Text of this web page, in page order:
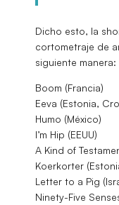
Dicho esto, la
cortometraje de
siguiente manera:
Boom (Francia)
Eeva (Estonia,
Humo (México)
I’m Hip (EEUU)
A Kind of
Koerkorter
Letter to a Pig
Ninety-Five